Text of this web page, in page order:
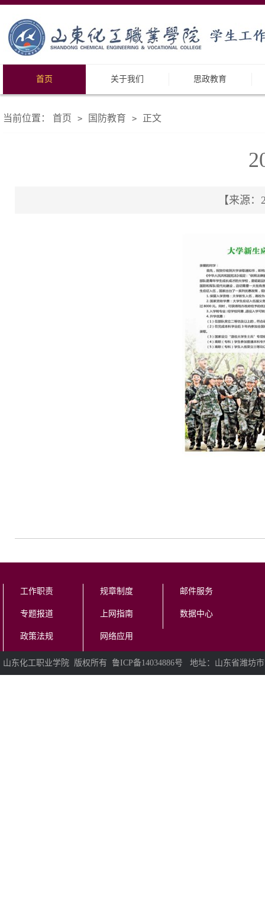
首页 关于我们 思政教育
当前位置： 首页 > 国防教育 > 正文
【来源
工作职责
专题报道
政策法规
规章制度
上网指南
网络应用
邮件服务
数据中心
山东化工职业学院 版权所有 鲁ICP备14034886号 地址：山东省潍坊